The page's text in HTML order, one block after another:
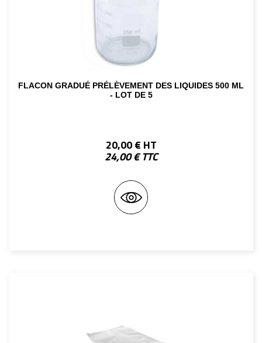
FLACON GRADUÉ PRÉLÈVEMENT DES LIQUIDES 500 ML
- LOT DE 5
20,00 € HT
24,00 € TTC